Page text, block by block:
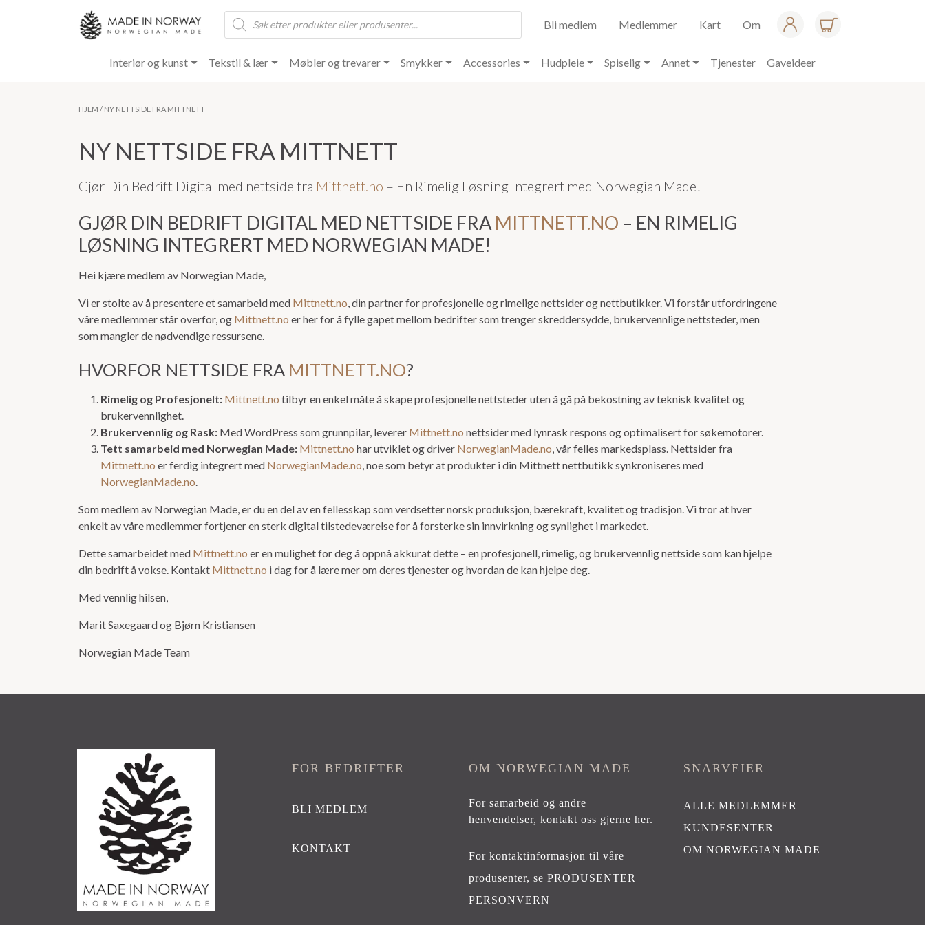
Products
search
Bli medlem Medlemmer Kart Om
Interiør og kunst Tekstil & lær Møbler og trevarer Smykker Accessories Hudpleie Spiselig Annet Tjenester Gaveideer
HJEM / NY NETTSIDE FRA MITTNETT
NY NETTSIDE FRA MITTNETT
Gjør Din Bedrift Digital med nettside fra Mittnett.no – En Rimelig Løsning Integrert med Norwegian Made!
GJØR DIN BEDRIFT DIGITAL MED NETTSIDE FRA MITTNETT.NO – EN RIMELIG
LØSNING INTEGRERT MED NORWEGIAN MADE!
Hei kjære medlem av Norwegian Made,
Vi er stolte av å presentere et samarbeid med Mittnett.no , din partner for profesjonelle og rimelige nettsider og nettbutikker. Vi forstår utfordringene
våre medlemmer står overfor, og Mittnett.no er her for å fylle gapet mellom bedrifter som trenger skreddersydde, brukervennlige nettsteder, men
som mangler de nødvendige ressursene.
HVORFOR NETTSIDE FRA MITTNETT.NO?
Rimelig og Profesjonelt: Mittnett.no tilbyr en enkel måte å skape profesjonelle nettsteder uten å gå på bekostning av teknisk kvalitet og
brukervennlighet.
Brukervennlig og Rask: Med WordPress som grunnpilar, leverer Mittnett.no nettsider med lynrask respons og optimalisert for søkemotorer.
Tett samarbeid med Norwegian Made: Mittnett.no har utviklet og driver NorwegianMade.no, vår felles markedsplass. Nettsider fra
Mittnett.no er ferdig integrert med NorwegianMade.no, noe som betyr at produkter i din Mittnett nettbutikk synkroniseres med
NorwegianMade.no.
Som medlem av Norwegian Made, er du en del av en fellesskap som verdsetter norsk produksjon, bærekraft, kvalitet og tradisjon. Vi tror at hver
enkelt av våre medlemmer fortjener en sterk digital tilstedeværelse for å forsterke sin innvirkning og synlighet i markedet.
Dette samarbeidet med Mittnett.no er en mulighet for deg å oppnå akkurat dette – en profesjonell, rimelig, og brukervennlig nettside som kan hjelpe
din bedrift å vokse. Kontakt Mittnett.no i dag for å lære mer om deres tjenester og hvordan de kan hjelpe deg.
Med vennlig hilsen,
Marit Saxegaard og Bjørn Kristiansen
Norwegian Made Team
FOR BEDRIFTER
BLI MEDLEM
KONTAKT
OM NORWEGIAN MADE
For samarbeid og andre
henvendelser,kontakt oss gjerne her.
For kontaktinformasjon til våre
produsenter, sePRODUSENTER
PERSONVERN
SNARVEIER
ALLE MEDLEMMER
KUNDESENTER
OM NORWEGIAN MADE